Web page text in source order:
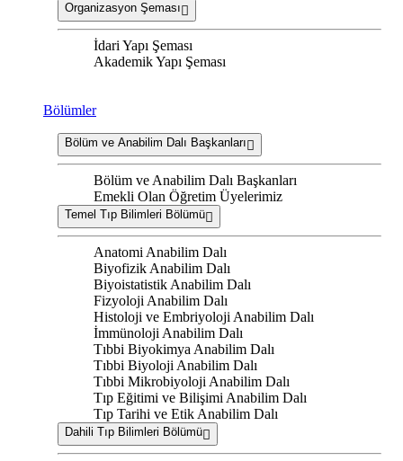
Organizasyon Şeması
İdari Yapı Şeması
Akademik Yapı Şeması
Bölümler
Bölüm ve Anabilim Dalı Başkanları
Bölüm ve Anabilim Dalı Başkanları
Emekli Olan Öğretim Üyelerimiz
Temel Tıp Bilimleri Bölümü
Anatomi Anabilim Dalı
Biyofizik Anabilim Dalı
Biyoistatistik Anabilim Dalı
Fizyoloji Anabilim Dalı
Histoloji ve Embriyoloji Anabilim Dalı
İmmünoloji Anabilim Dalı
Tıbbi Biyokimya Anabilim Dalı
Tıbbi Biyoloji Anabilim Dalı
Tıbbi Mikrobiyoloji Anabilim Dalı
Tıp Eğitimi ve Bilişimi Anabilim Dalı
Tıp Tarihi ve Etik Anabilim Dalı
Dahili Tıp Bilimleri Bölümü